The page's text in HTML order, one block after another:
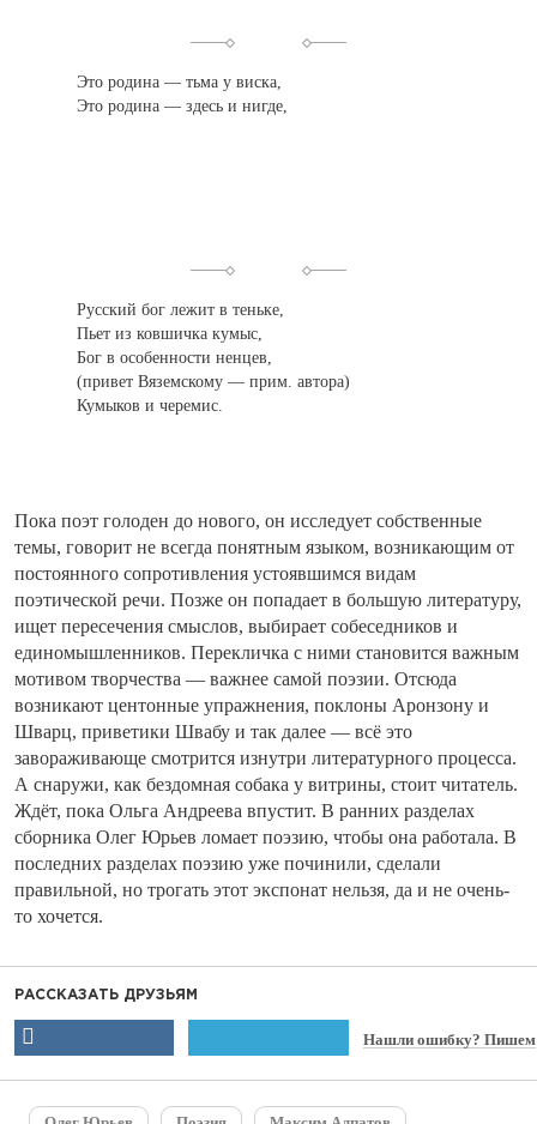
Это родина — тьма у виска,
Это родина — здесь и нигде,
Русский бог лежит в теньке,
Пьет из ковшичка кумыс,
Бог в особенности ненцев,
(привет Вяземскому — прим. автора)
Кумыков и черемис.
Пока поэт голоден до нового, он исследует собственные
темы, говорит не всегда понятным языком, возникающим от
постоянного сопротивления устоявшимся видам
поэтической речи. Позже он попадает в большую литературу,
ищет пересечения смыслов, выбирает собеседников и
единомышленников. Перекличка с ними становится важным
мотивом творчества — важнее самой поэзии. Отсюда
возникают центонные упражнения, поклоны Аронзону и
Шварц, приветики Швабу и так далее — всё это
завораживающе смотрится изнутри литературного процесса.
А снаружи, как бездомная собака у витрины, стоит читатель.
Ждёт, пока Ольга Андреева впустит. В ранних разделах
сборника Олег Юрьев ломает поэзию, чтобы она работала. В
последних разделах поэзию уже починили, сделали
правильной, но трогать этот экспонат нельзя, да и не очень-
то хочется.
РАССКАЗАТЬ ДРУЗЬЯМ
Нашли ошибку? Пишем